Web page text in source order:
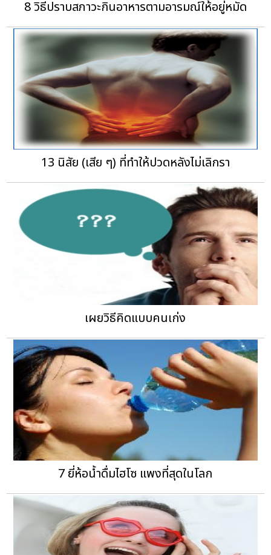
8 วิธีปราบสภาวะกินอาหารตามอารมณ์ให้อยู่หมัด
13 นิสัย (เสีย ๆ) ที่ทำให้ปวดหลังไม่เลิกรา
เผยวิธีคิดแบบคนเก่ง
7 ยี่ห้อน้ำดื่มไฮโซ แพงที่สุดในโลก